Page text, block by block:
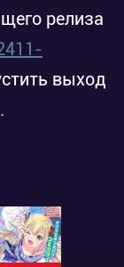
релиза
выход